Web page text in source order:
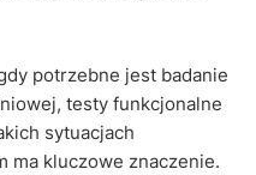
potrzebne jest badanie
testy funkcjonalne
sytuacjach
ma kluczowe znaczenie.